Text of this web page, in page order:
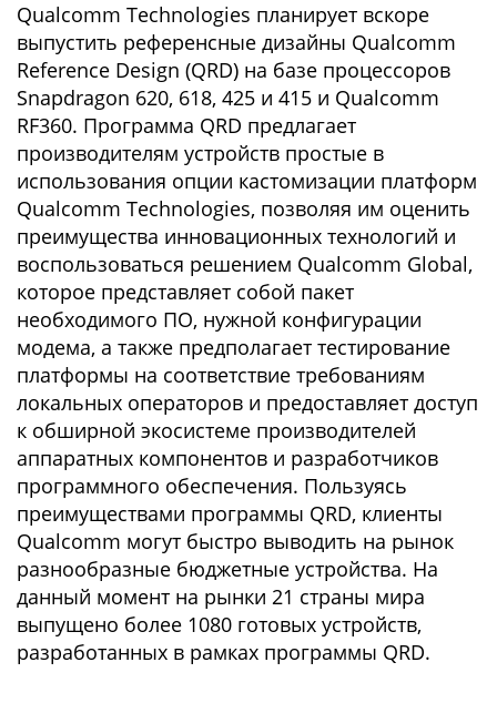
Qualcomm Technologies планирует вскоре
выпустить референсные дизайны Qualcomm
Reference Design (QRD) на базе процессоров
Snapdragon 620, 618, 425 и 415 и Qualcomm
RF360. Программа QRD предлагает
производителям устройств простые в
использования опции кастомизации платформ
Qualcomm Technologies, позволяя им оценить
преимущества инновационных технологий и
воспользоваться решением Qualcomm Global,
которое представляет собой пакет
необходимого ПО, нужной конфигурации
модема, а также предполагает тестирование
платформы на соответствие требованиям
локальных операторов и предоставляет доступ
к обширной экосистеме производителей
аппаратных компонентов и разработчиков
программного обеспечения. Пользуясь
преимуществами программы QRD, клиенты
Qualcomm могут быстро выводить на рынок
разнообразные бюджетные устройства. На
данный момент на рынки 21 страны мира
выпущено более 1080 готовых устройств,
разработанных в рамках программы QRD.